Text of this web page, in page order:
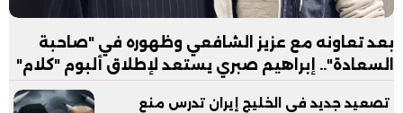
بعد تعاونه مع عزيز الشافعي وظهوره في "صاحبة
السعادة".. إبراهيم صبري يستعد لإطلاق ألبوم "كلام"
تصعيد جديد في الخليج إيران تدرس منع